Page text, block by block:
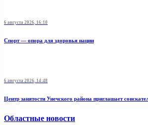
6 августа 2026, 16:10
Спорт — опора для здоровья нации
6 августа 2026, 14:48
Центр занятости Унечского района приглашает
Областные новости